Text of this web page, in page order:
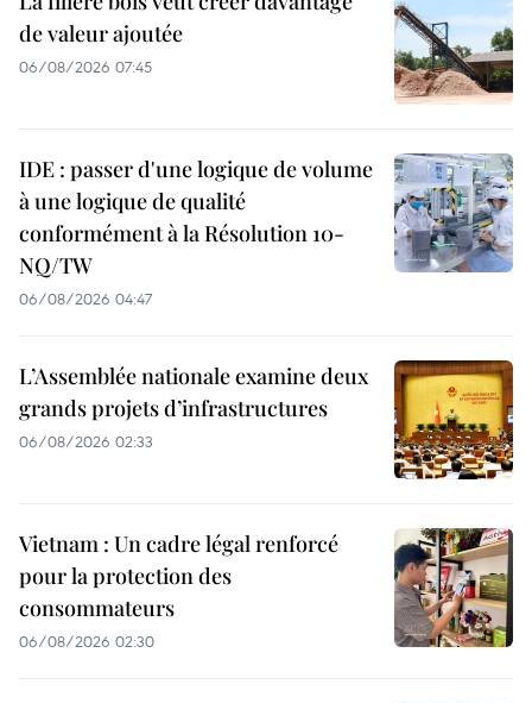
de valeur ajoutée
06/08/2026 07:45
IDE : passer d'une logique de volume
à une logique de qualité
conformément à la Résolution 10-
NQ/TW
06/08/2026 04:47
L’Assemblée nationale examine deux
grands projets d’infrastructures
06/08/2026 02:33
Vietnam : Un cadre légal renforcé
pour la protection des
consommateurs
06/08/2026 02:30